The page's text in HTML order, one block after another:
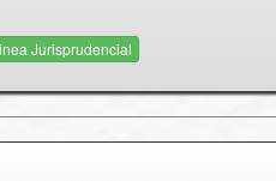
Jurisprudencial